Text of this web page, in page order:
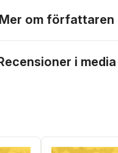
Mer om författaren
i media